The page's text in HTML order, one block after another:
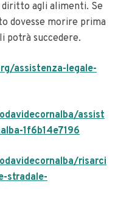
diritto agli alimenti. Se
dovesse morire prima
potrà succedere.
assistenza-legale-
assist
1f6b14e7196
risarci
stradale-